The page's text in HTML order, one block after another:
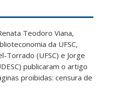
Teodoro Viana,
da UFSC,
Torrado (UFSC) e Jorge
publicaram o artigo
proibidas: censura de